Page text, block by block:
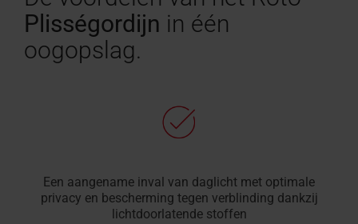
Plisségordijn in één
oogopslag.
Een aangename inval van daglicht met optimale
privacy en bescherming tegen verblinding dankzij
lichtdoorlatende stoffen